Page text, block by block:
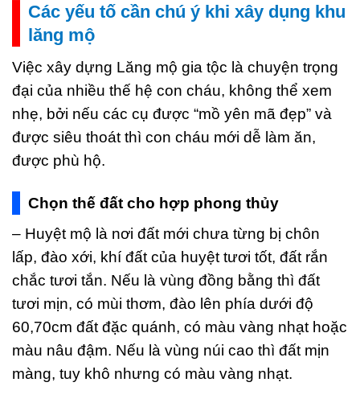
Các yếu tố cần chú ý khi xây dụng khu
lăng mộ
Việc xây dựng Lăng mộ gia tộc là chuyện trọng
đại của nhiều thế hệ con cháu, không thể xem
nhẹ, bởi nếu các cụ được “mồ yên mã đẹp” và
được siêu thoát thì con cháu mới dễ làm ăn,
được phù hộ.
Chọn thế đất cho hợp phong thủy
– Huyệt mộ là nơi đất mới chưa từng bị chôn
lấp, đào xới, khí đất của huyệt tươi tốt, đất rắn
chắc tươi tắn. Nếu là vùng đồng bằng thì đất
tươi mịn, có mùi thơm, đào lên phía dưới độ
60,70cm đất đặc quánh, có màu vàng nhạt hoặc
màu nâu đậm. Nếu là vùng núi cao thì đất mịn
màng, tuy khô nhưng có màu vàng nhạt.